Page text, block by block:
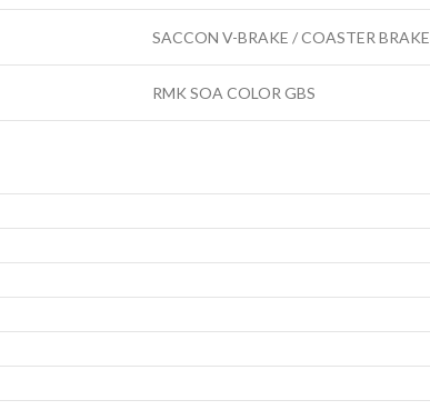
SACCON V-BRAKE / COASTER BRAKE
RMK SOA COLOR GBS